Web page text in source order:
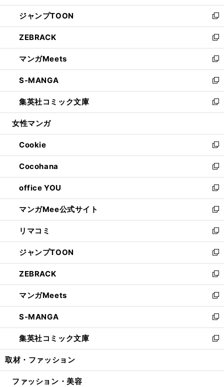
開
く
ウ
で
開
く
ン
ド
ウ
で
開
く
ウ
ィ
ン
ド
ウ
で
開
く
し
い
ウ
ィ
ン
ド
ウ
で
開
く
ジャンプTOON
新
し
い
ウ
ィ
ン
ド
ウ
で
開
ZEBRACK
新
し
い
ウ
ィ
ン
ド
ウ
開
く
マンガMeets
新
し
い
ウ
ィ
ン
ウ
で
開
く
S-MANGA
新
し
い
ウ
ン
ド
ウ
で
開
く
集英社コミック文庫
新
し
ウ
ィ
ン
ド
ウ
で
開
く
女性マンガ
Cookie
新
し
い
ウ
ィ
ン
ド
ウ
で
開
く
Cocohana
新
し
い
ウ
ィ
ン
ド
ウ
で
開
く
office YOU
新
し
い
ウ
ィ
ン
ド
ウ
で
開
く
マンガMee公式サイト
新
し
い
ウ
ィ
ン
ド
ウ
で
開
く
リマコミ
新
し
い
ウ
ィ
ン
ド
ウ
で
開
く
ジャンプTOON
新
し
い
ウ
ィ
ン
ド
ウ
で
開
ZEBRACK
新
し
い
ウ
ィ
ン
ド
ウ
開
マンガMeets
新
し
い
ウ
ィ
ン
ウ
S-MANGA
新
し
い
ウ
ン
集英社コミック文庫
新
し
ウ
取材・ファッション
ファッション・美容